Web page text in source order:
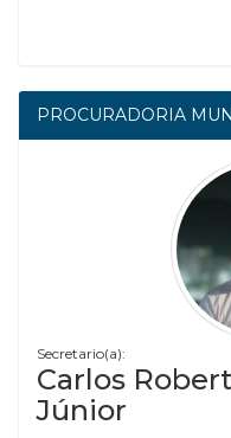
PROCURADORIA
Secretario(a):
Carlos
Júnior